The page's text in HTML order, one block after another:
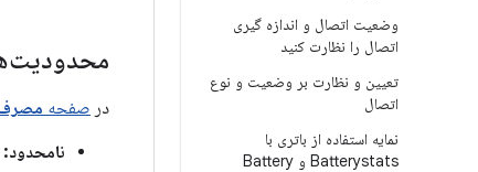
وضعیت اتصال و اندازه گیری
اتصال را نظارت کنید
تعیین و نظارت بر وضعیت و نوع
اتصال
نمایه استفاده از باتری با
Batterystats و Battery
در صفحه مصرف
نامحدود: